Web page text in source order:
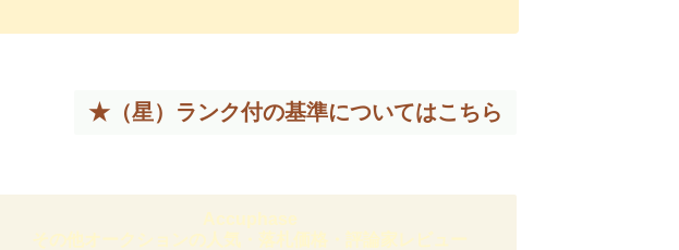
★（星）ランク付の基準についてはこちら
Accuphase
その他オークションの人気・落札価格・評論家レビュー